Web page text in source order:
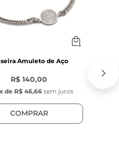
Amuleto de Aço
R$ 140,00
de R$ 46,66 sem juros
COMPRAR